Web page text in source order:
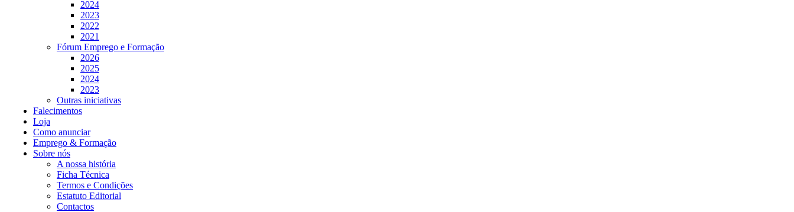
2024
2023
2022
2021
Fórum Emprego e Formação
2026
2025
2024
2023
Outras iniciativas
Falecimentos
Loja
Como anunciar
Emprego & Formação
Sobre nós
A nossa história
Ficha Técnica
Termos e Condições
Estatuto Editorial
Contactos